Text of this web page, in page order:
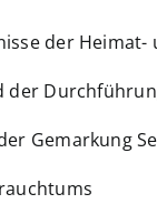
der
Gemarkung